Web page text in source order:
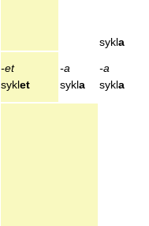
sykla
-et
syklet
-a
sykla
-a
sykla